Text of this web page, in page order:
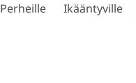
Perheille
Ikääntyville